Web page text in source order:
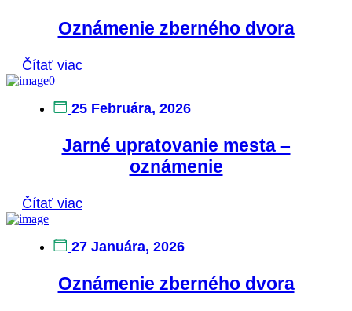
Oznámenie zberného dvora
Čítať viac
25 Februára, 2026
Jarné upratovanie mesta –
oznámenie
Čítať viac
27 Januára, 2026
Oznámenie zberného dvora